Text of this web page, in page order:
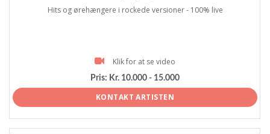
Hits og ørehængere i rockede versioner - 100% live
Klik for at se video
Pris: Kr. 10.000 - 15.000
KONTAKT ARTISTEN